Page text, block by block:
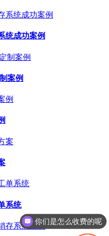
统成功案例
案例
系统
你们是怎么收费的呢